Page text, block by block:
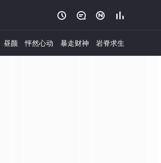
   
昼颜 怦然心动 暴走财神 岩脊求生